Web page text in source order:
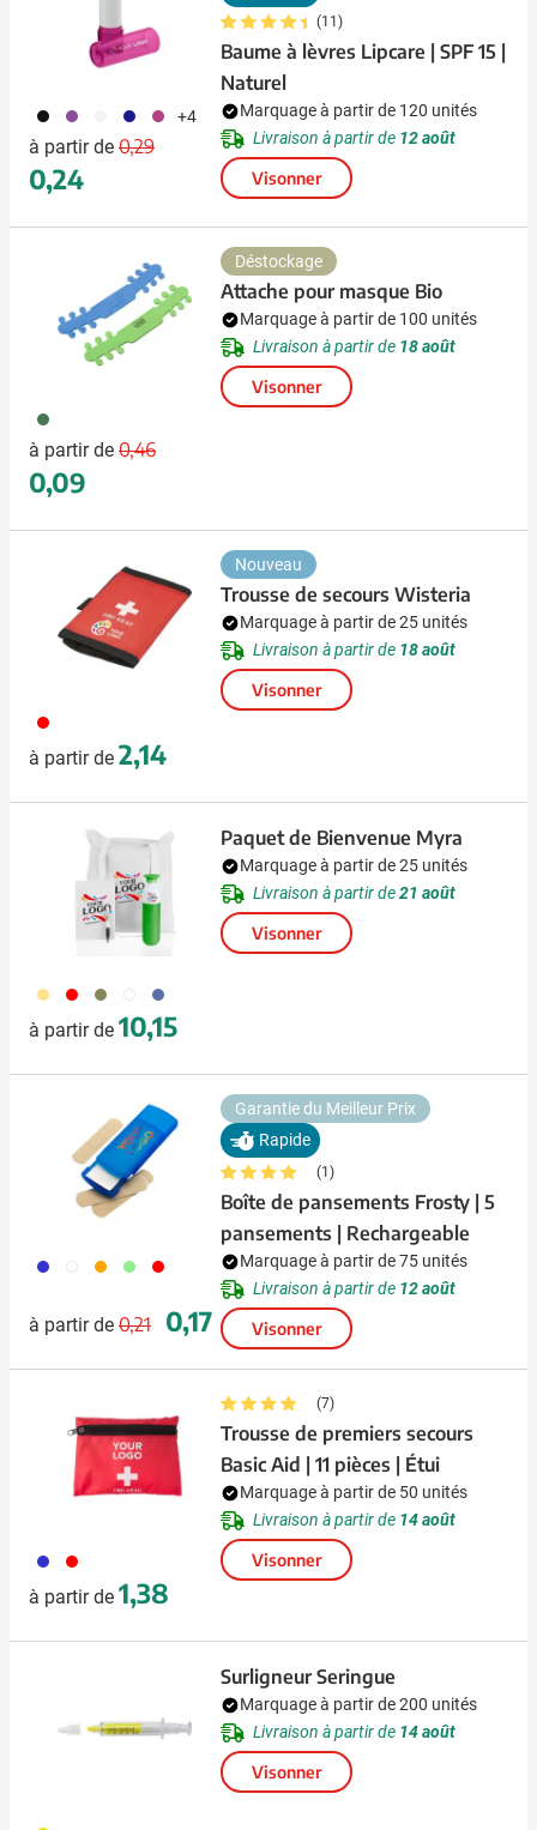
001 024 005 017 +4
à partir de Prix normal
0,29 Prix spécial
0,24
(11)
Baume à lèvres Lipcare | SPF 15 |
Naturel
Marquage à partir de 120 unités
Livraison à partir de 12 août
Visonner
029
à partir de Prix normal
0,46
0,09
Déstockage
Attache pour masque Bio
Marquage à partir de 100 unités
Livraison à partir de 18 août
Visonner
008
à partir de 2,14
Nouveau
Trousse de secours Wisteria
Marquage à partir de 25 unités
Livraison à partir de 18 août
Visonner
694 696 730 697 698
à partir de 10,15
Paquet de Bienvenue Myra
Marquage à partir de 25 unités
Livraison à partir de21 août
Visonner
023 002 007 029 008
à partir de
Prix normal
0,21
Prix spécial
0,17
Garantie du Meilleur Prix
Rapide
(1)
Boîte de pansements Frosty | 5
pansements | Rechargeable
Marquage à partir de 75 unités
Livraison à partir de 12 août
Visonner
023 008
à partir de 1,38
(7)
Trousse de premiers secours
Basic Aid | 11 pièces | Étui
Marquage à partir de 50 unités
Livraison à partir de 14 août
Visonner
Surligneur Seringue
Marquage à partir de 200 unités
Livraison à partir de 14 août
Visonner